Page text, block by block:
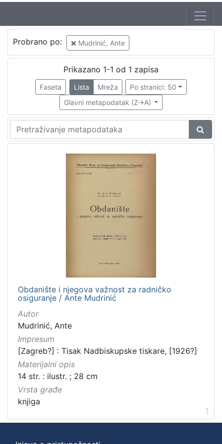
Probrano po: Mudrinić, Ante
Prikazano 1-1 od 1 zapisa
Faseta Lista Mreža
Po stranici: 50
Glavni metapodatak (Z->A)
Obdanište i njegova važnost za radničko
osiguranje / Ante Mudrinić
Autor
Mudrinić, Ante
Impresum
[Zagreb?] : Tisak Nadbiskupske tiskare, [1926?]
Materijalni opis
14 str. : ilustr. ; 28 cm
Vrsta građe
knjiga
1